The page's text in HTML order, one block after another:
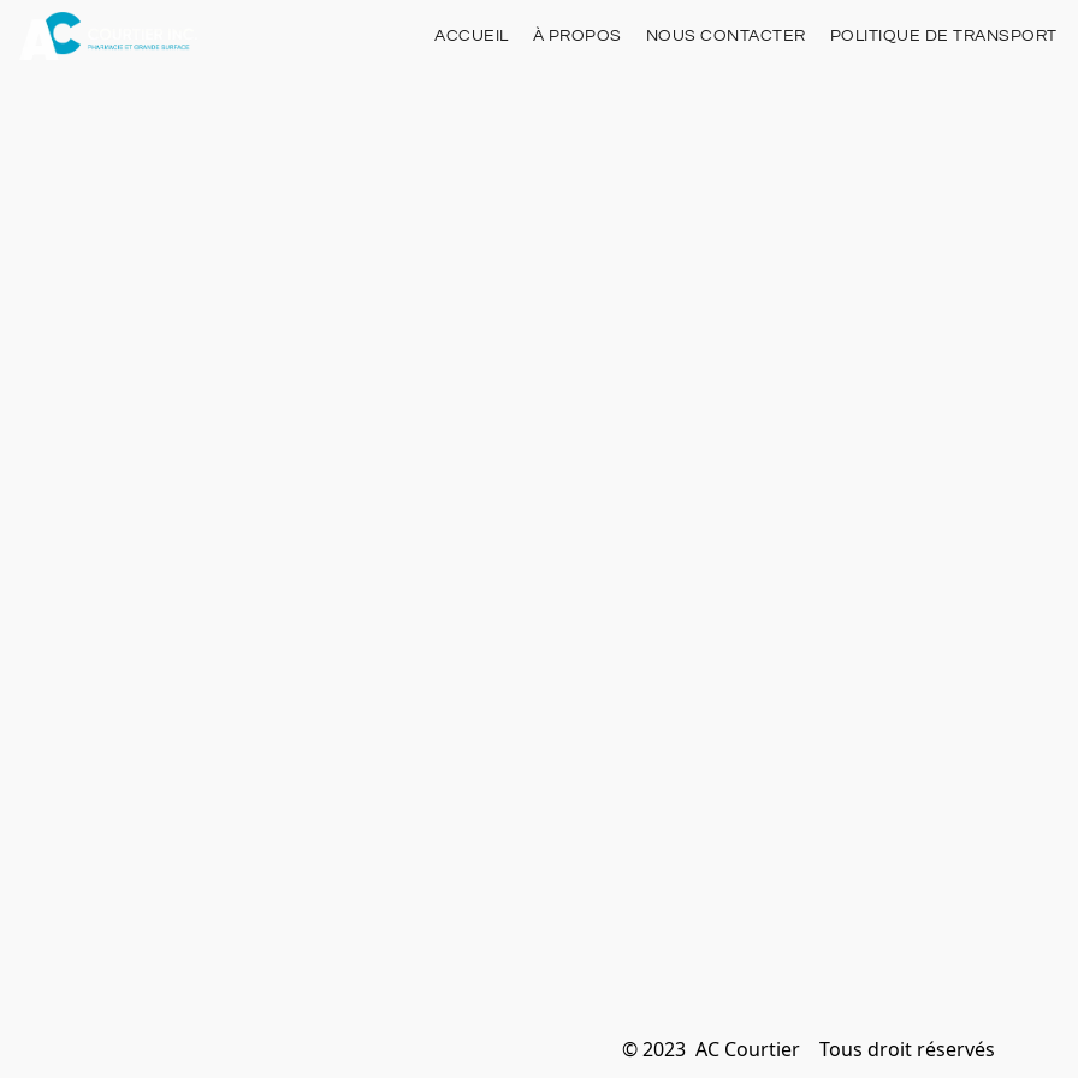
ACCUEIL À PROPOS NOUS CONTACTER POLITIQUE DE TRANSPORT
© 2023  AC Courtier    Tous droit réservés